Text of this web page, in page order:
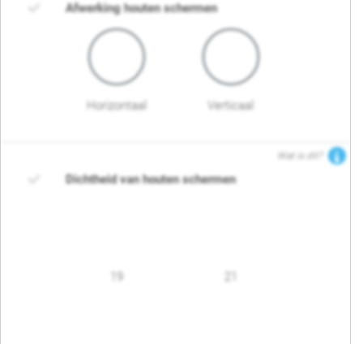
Afwerking houten schermen
Horizontaal Verticaal
Wat is dit?
Dichtheid van houten schermen
19